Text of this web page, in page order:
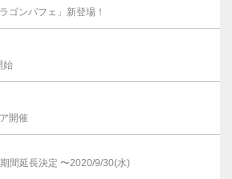
ンパフェ」新登場！
始
開催
間延長決定 〜2020/9/30(水)